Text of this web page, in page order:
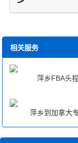
相关服务
萍乡FBA头
萍乡到加拿大